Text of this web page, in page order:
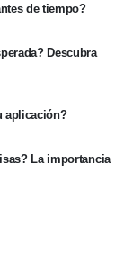
de tiempo?
Descubra
aplicación?
La importancia